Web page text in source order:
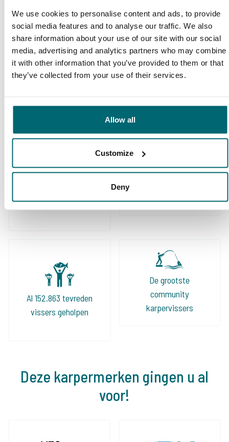
We use cookies to personalise content and ads, to provide
social media features and to analyse our traffic. We also
share information about your use of our site with our social
media, advertising and analytics partners who may combine
it with other information that you’ve provided to them or that
they’ve collected from your use of their services.
Allow all
Customize
Deny
The Carp Specialist. Prima geregeld en Bas
geeft je een goed en eerlijk advies. Mijn vrouw
en ik vinden toch wel dat ze de betere
wateren aanbieden!
karperreisbureau
Al 152.863 tevreden
vissers geholpen
De grootste
community
karpervissers
Deze karpermerken gingen u al
voor!